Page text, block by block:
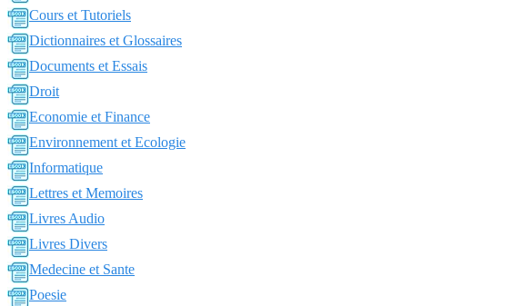
Cours et Tutoriels
Dictionnaires et Glossaires
Documents et Essais
Droit
Economie et Finance
Environnement et Ecologie
Informatique
Lettres et Memoires
Livres Audio
Livres Divers
Medecine et Sante
Poesie